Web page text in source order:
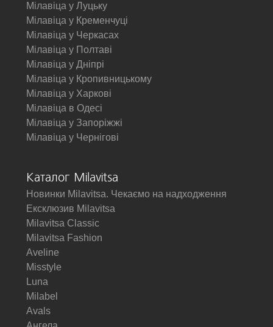
Мілавіца у Луцьку
Мілавіца у Кременчуці
Мілавіца у Черкасах
Мілавіца у Полтаві
Мілавіца у Дніпрі
Мілавіца у Кропивницькому
Мілавіца у Харкові
Мілавіца в Одесі
Мілавіца у Запоріжжі
Мілавіца у Чернігові
Каталог Milavitsa
Новинки Milavitsa. Чекаємо на надходження
Ексклюзив Milavitsa
Milavitsa Classic
Milavitsa Fashion
Aveline
Misstyle
Luna
Milabel
Avals